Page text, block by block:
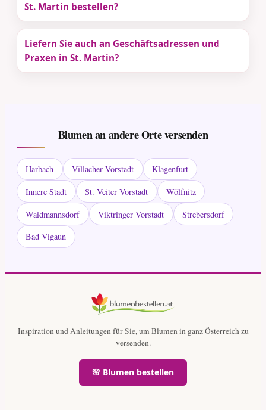
St. Martin bestellen?
Liefern Sie auch an Geschäftsadressen und
Praxen in St. Martin?
Blumen an andere Orte versenden
Harbach Villacher Vorstadt
Klagenfurt
Innere Stadt
St. Veiter Vorstadt
Wölfnitz
Waidmannsdorf
Viktringer Vorstadt
Strebersdorf
Bad Vigaun
Inspiration und Anleitungen für Sie, um Blumen in ganz Österreich zu
versenden.
🌸 Blumen bestellen